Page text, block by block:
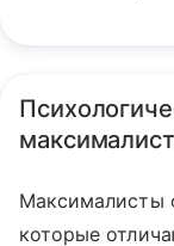
Максималисты
которые